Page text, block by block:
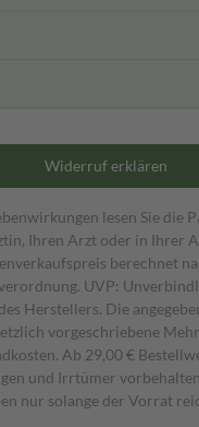
Widerruf erklären
lesen Sie die
Ihren Arzt oder in Ihrer
berechnet
UVP:
Herstellers. Die
vorgeschriebene
Ab 29,00 €
und Irrtümer
nur solange der Vorrat